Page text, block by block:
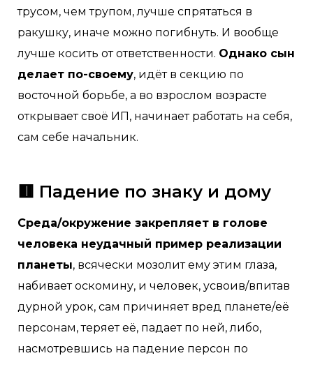
трусом, чем трупом, лучше спрятаться в
ракушку, иначе можно погибнуть. И вообще
лучше косить от ответственности. Однако сын
делает по-своему, идёт в секцию по
восточной борьбе, а во взрослом возрасте
открывает своё ИП, начинает работать на себя,
сам себе начальник.
🟥 Падение по знаку и дому
Среда/окружение закрепляет в голове
человека неудачный пример реализации
планеты, всячески мозолит ему этим глаза,
набивает оскомину, и человек, усвоив/впитав
дурной урок, сам причиняет вред планете/её
персонам, теряет её, падает по ней, либо,
насмотревшись на падение персон по